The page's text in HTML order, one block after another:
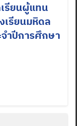
รียนผู้แทน
เรียนมหิดล
ำปีการศึกษา